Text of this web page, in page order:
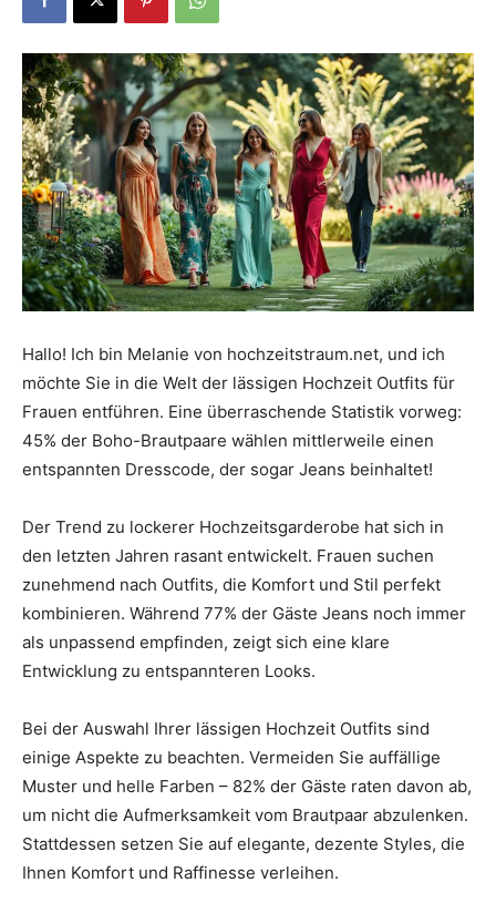
Portal
rund
das
Thema
Hochzeit
Hallo! Ich bin Melanie von hochzeitstraum.net, und ich
möchte Sie in die Welt der lässigen Hochzeit Outfits für
Frauen entführen. Eine überraschende Statistik vorweg:
45% der Boho-Brautpaare wählen mittlerweile einen
entspannten Dresscode, der sogar Jeans beinhaltet!
Der Trend zu lockerer Hochzeitsgarderobe hat sich in
den letzten Jahren rasant entwickelt. Frauen suchen
zunehmend nach Outfits, die Komfort und Stil perfekt
kombinieren. Während 77% der Gäste Jeans noch immer
als unpassend empfinden, zeigt sich eine klare
Entwicklung zu entspannteren Looks.
Bei der Auswahl Ihrer lässigen Hochzeit Outfits sind
einige Aspekte zu beachten. Vermeiden Sie auffällige
Muster und helle Farben – 82% der Gäste raten davon ab,
um nicht die Aufmerksamkeit vom Brautpaar abzulenken.
Stattdessen setzen Sie auf elegante, dezente Styles, die
Ihnen Komfort und Raffinesse verleihen.